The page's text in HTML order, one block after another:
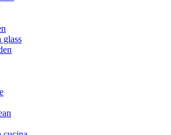
glass